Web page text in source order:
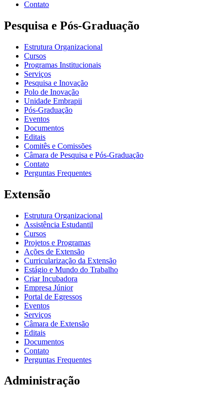
Contato
Pesquisa e Pós-Graduação
Estrutura Organizacional
Cursos
Programas Institucionais
Serviços
Pesquisa e Inovação
Polo de Inovação
Unidade Embrapii
Pós-Graduação
Eventos
Documentos
Editais
Comitês e Comissões
Câmara de Pesquisa e Pós-Graduação
Contato
Perguntas Frequentes
Extensão
Estrutura Organizacional
Assistência Estudantil
Cursos
Projetos e Programas
Ações de Extensão
Curricularização da Extensão
Estágio e Mundo do Trabalho
Criar Incubadora
Empresa Júnior
Portal de Egressos
Eventos
Serviços
Câmara de Extensão
Editais
Documentos
Contato
Perguntas Frequentes
Administração